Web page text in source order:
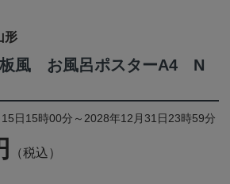
形
板風 お風呂ポスターA4 N
日15時00分～2028年12月31日23時59分
（税込）